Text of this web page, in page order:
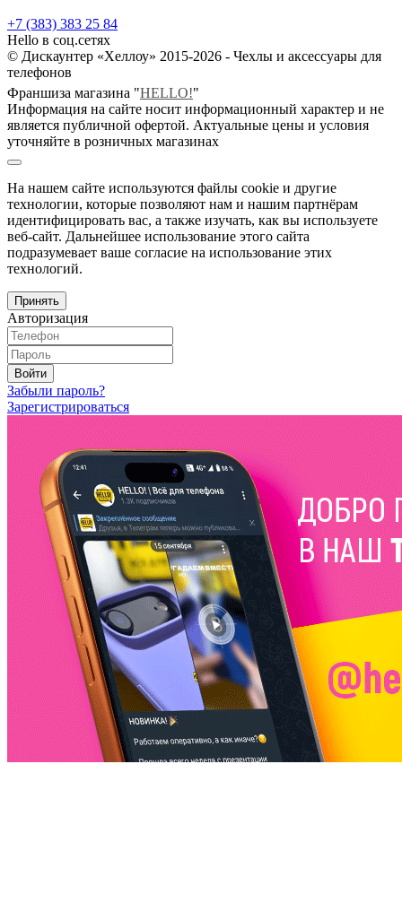
+7 (383) 383 25 84
Hello в соц.сетях
© Дискаунтер «Хеллоу» 2015-2026 - Чехлы и аксессуары для
телефонов
Франшиза магазина "HELLO!"
Информация на сайте носит информационный характер и не
является публичной офертой. Актуальные цены и условия
уточняйте в розничных магазинах
На нашем сайте используются файлы cookie и другие
технологии, которые позволяют нам и нашим партнёрам
идентифицировать вас, а также изучать, как вы используете
веб-сайт. Дальнейшее использование этого сайта
подразумевает ваше согласие на использование этих
технологий.
Принять
Авторизация
Войти
Забыли пароль?
Зарегистрироваться